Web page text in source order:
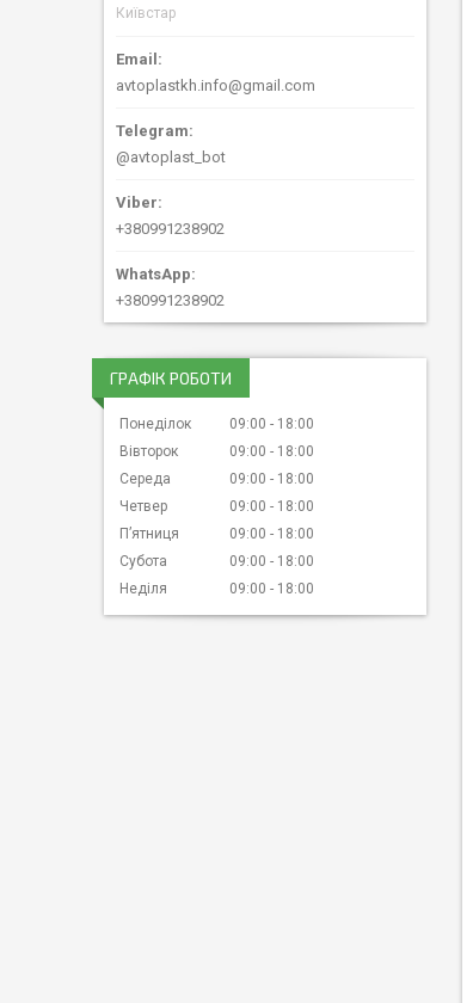
Київстар
avtoplastkh.info@gmail.com
@avtoplast_bot
+380991238902
+380991238902
ГРАФІК РОБОТИ
Понеділок 09:00
18:00
Вівторок
09:00
18:00
Середа
09:00
18:00
Четвер
09:00
18:00
Пʼятниця
09:00
18:00
Субота
09:00
18:00
Неділя
09:00 18:00